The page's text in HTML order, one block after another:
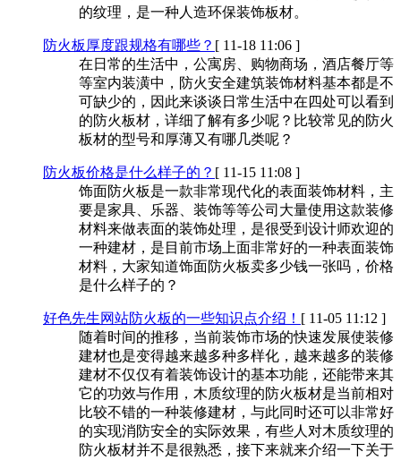
的纹理，是一种人造环保装饰板材。
防火板厚度跟规格有哪些？ [ 11-18 11:06 ]
在日常的生活中，公寓房、购物商场，酒店餐厅等
等室内装潢中，防火安全建筑装饰材料基本都是不
可缺少的，因此来谈谈日常生活中在四处可以看到
的防火板材，详细了解有多少呢？比较常见的防火
板材的型号和厚薄又有哪几类呢？
防火板价格是什么样子的？ [ 11-15 11:08 ]
饰面防火板是一款非常现代化的表面装饰材料，主
要是家具、乐器、装饰等等公司大量使用这款装修
材料来做表面的装饰处理，是很受到设计师欢迎的
一种建材，是目前市场上面非常好的一种表面装饰
材料，大家知道饰面防火板卖多少钱一张吗，价格
是什么样子的？
好色先生网站防火板的一些知识点介绍！ [ 11-05 11:12 ]
随着时间的推移，当前装饰市场的快速发展使装修
建材也是变得越来越多种多样化，越来越多的装修
建材不仅仅有着装饰设计的基本功能，还能带来其
它的功效与作用，木质纹理的防火板材是当前相对
比较不错的一种装修建材，与此同时还可以非常好
的实现消防安全的实际效果，有些人对木质纹理的
防火板材并不是很熟悉，接下来就来介绍一下关于